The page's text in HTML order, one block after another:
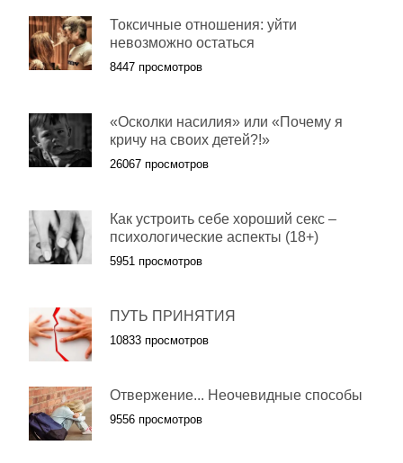
Токсичные отношения: уйти
невозможно остаться
8447 просмотров
«Осколки насилия» или «Почему я
кричу на своих детей?!»
26067 просмотров
Как устроить себе хороший секс –
психологические аспекты (18+)
5951 просмотров
ПУТЬ ПРИНЯТИЯ
10833 просмотров
Отвержение... Неочевидные способы
9556 просмотров